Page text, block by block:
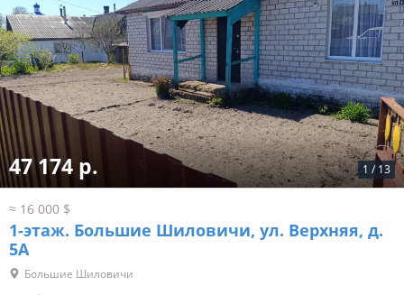
1 / 13
47 174 р.
≈ 16 000 $
1-этаж. Большие Шиловичи, ул. Верхняя, д.
5А
Большие Шиловичи